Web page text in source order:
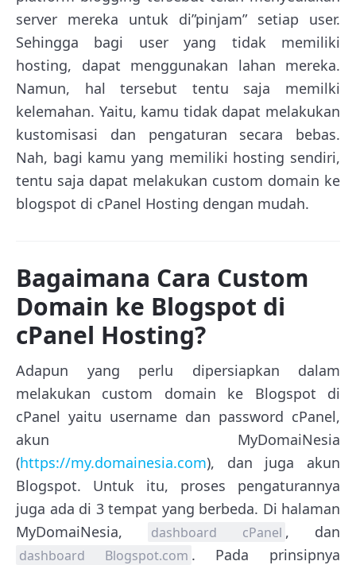
server mereka untuk di”pinjam” setiap user.
Sehingga bagi user yang tidak memiliki
hosting, dapat menggunakan lahan mereka.
Namun, hal tersebut tentu saja memilki
kelemahan. Yaitu, kamu tidak dapat melakukan
kustomisasi dan pengaturan secara bebas.
Nah, bagi kamu yang memiliki hosting sendiri,
tentu saja dapat melakukan custom domain ke
blogspot di cPanel Hosting dengan mudah.
Bagaimana Cara Custom
Domain ke Blogspot di
cPanel Hosting?
Adapun yang perlu dipersiapkan dalam
melakukan custom domain ke Blogspot di
cPanel yaitu username dan password cPanel,
akun MyDomaiNesia
(https://my.domainesia.com), dan juga akun
Blogspot. Untuk itu, proses pengaturannya
juga ada di 3 tempat yang berbeda. Di halaman
MyDomaiNesia,
dashboard cPanel , dan
dashboard Blogspot.com . Pada prinsipnya